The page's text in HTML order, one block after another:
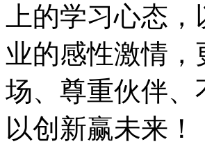
上的学习心态
业的感性激情
场、尊重伙伴
以创新赢未来！